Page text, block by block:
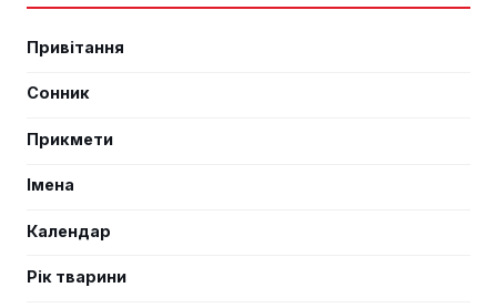
Привітання
Сонник
Прикмети
Імена
Календар
Рік тварини